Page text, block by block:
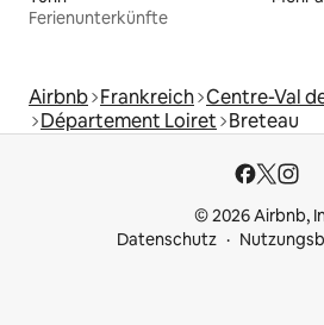
Ferienunterkünfte
Airbnb Frankreich Centre-Val
Département Loiret Breteau
© 2026 Airbnb,
Datenschutz